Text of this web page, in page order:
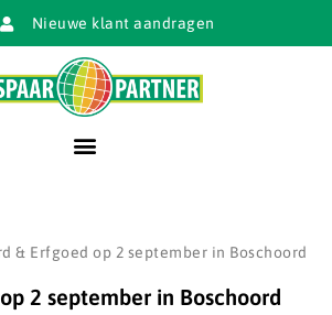
Nieuwe klant aandragen
& Erfgoed op 2 september in Boschoord
2 september in Boschoord